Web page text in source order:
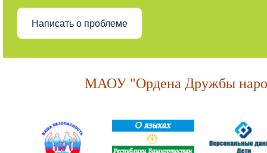
Написать о проблеме
МАОУ "Ордена Дружбы